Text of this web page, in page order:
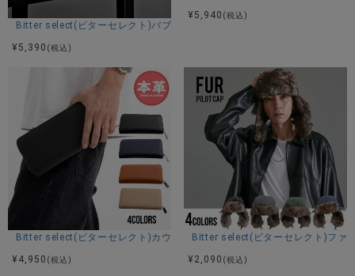
Bitter select(ビターセレクト)バブーシュ/全2色
¥ 5,390 (税込)
¥ 5,940 (税込)
Bitter select(ビターセレクト)カウレザーラウンドウォレット/全4色
¥ 4,950 (税込)
Bitter select(ビターセレクト)ファ
¥ 2,090 (税込)